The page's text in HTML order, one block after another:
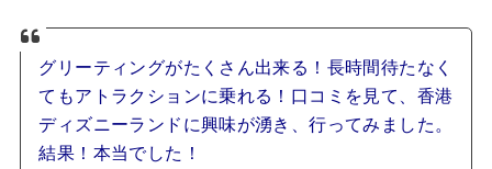
グリーティングがたくさん出来る！長時間待たなく
てもアトラクションに乗れる！口コミを見て、香港
ディズニーランドに興味が湧き、行ってみました。
結果！本当でした！